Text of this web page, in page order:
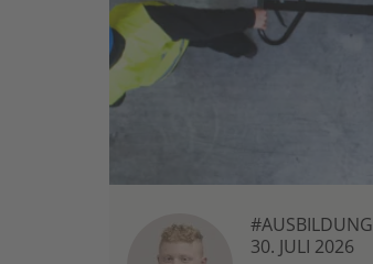
#AUSBILDUNG
30. JULI 2026